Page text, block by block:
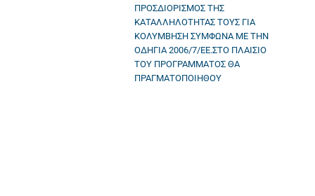
ΠΡΟΣΔΙΟΡΙΣΜΟΣ ΤΗΣ
ΚΑΤΑΛΛΗΛΟΤΗΤΑΣ ΤΟΥΣ ΓΙΑ
ΚΟΛΥΜΒΗΣΗ ΣΥΜΦΩΝΑ ΜΕ ΤΗΝ
ΟΔΗΓΙΑ 2006/7/ΕΕ.ΣΤΟ ΠΛΑΙΣΙΟ
ΤΟΥ ΠΡΟΓΡΑΜΜΑΤΟΣ ΘΑ
ΠΡΑΓΜΑΤΟΠΟΙΗΘΟΥ